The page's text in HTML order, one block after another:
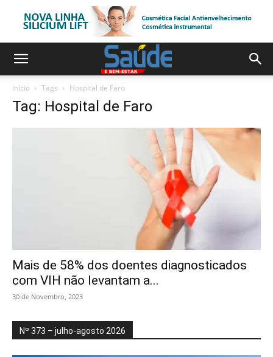
Início Tags Hospital de Faro
Tag: Hospital de Faro
Mais de 58% dos doentes diagnosticados
com VIH não levantam a...
30 de Novembro, 2023
Nº 373 – julho-agosto 2026